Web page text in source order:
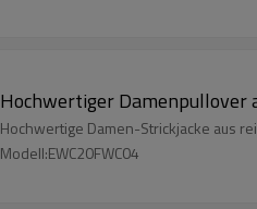
Hochwertiger Damenpullover
Hochwertige Damen-Strickjacke aus
Modell:EWC20FWC04